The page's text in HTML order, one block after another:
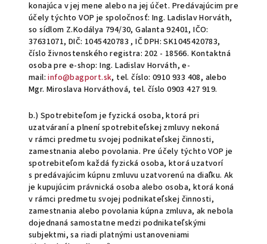
konajúca v jej mene alebo na jej účet. Predávajúcim pre
účely týchto VOP je spoločnosť: Ing. Ladislav Horváth,
so sídlom Z.Kodálya 794/30, Galanta 92401, IČO:
37631071, DIČ: 1045420783 , IČ DPH: SK1045420783,
číslo živnostenského registra: 202 - 18566. Kontaktná
osoba pre e-shop: Ing. Ladislav Horváth, e-
mail:info@bagport.sk, tel. číslo: 0910 933 408, alebo
Mgr. Miroslava Horváthová, tel. číslo 0903 427 919.
b.) Spotrebiteľom je fyzická osoba, ktorá pri
uzatváraní a plnení spotrebiteľskej zmluvy nekoná
v rámci predmetu svojej podnikateľskej činnosti,
zamestnania alebo povolania. Pre účely týchto VOP je
spotrebiteľom každá fyzická osoba, ktorá uzatvorí
s predávajúcim kúpnu zmluvu uzatvorenú na diaľku. Ak
je kupujúcim právnická osoba alebo osoba, ktorá koná
v rámci predmetu svojej podnikateľskej činnosti,
zamestnania alebo povolania kúpna zmluva, ak nebola
dojednaná samostatne medzi podnikateľskými
subjektmi, sa riadi platnými ustanoveniami